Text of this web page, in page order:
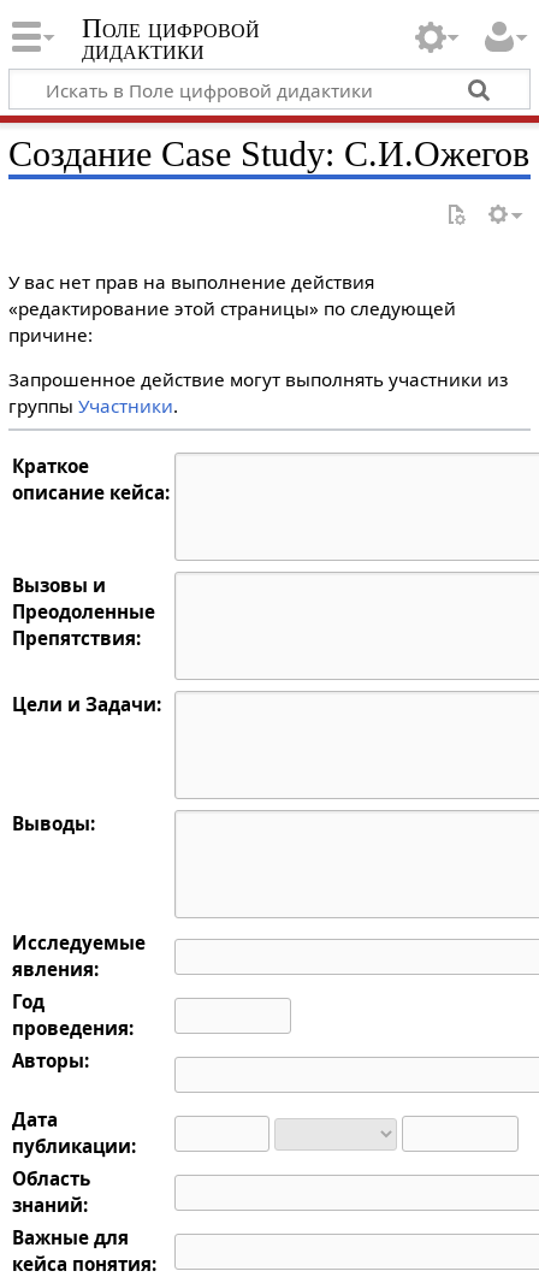
Поле цифровой
дидактики
Создание Case Study: С.И.Ожегов
У вас нет прав на выполнение действия
«редактирование этой страницы» по следующей
причине:
Запрошенное действие могут выполнять участники из
группы Участники.
Краткое
описание кейса:
Вызовы и
Преодоленные
Препятствия:
Цели и Задачи:
Выводы:
Исследуемые
явления:
Год
проведения:
Авторы:
Дата
публикации:
Область
знаний:
Важные для
кейса понятия: